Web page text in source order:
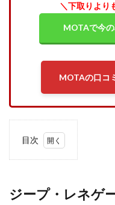
＼下取りより
MOTAで今
MOTAの口コ
目次
レネ
ジープ・レネゲ